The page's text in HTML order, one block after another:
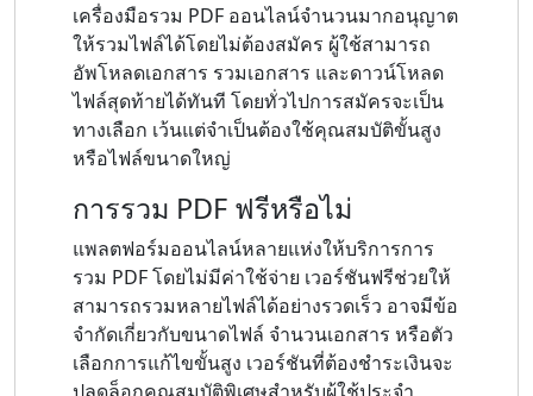
เครื่องมือรวม PDF ออนไลน์จำนวนมากอนุญาต
ให้รวมไฟล์ได้โดยไม่ต้องสมัคร ผู้ใช้สามารถ
อัพโหลดเอกสาร รวมเอกสาร และดาวน์โหลด
ไฟล์สุดท้ายได้ทันที โดยทั่วไปการสมัครจะเป็น
ทางเลือก เว้นแต่จำเป็นต้องใช้คุณสมบัติขั้นสูง
หรือไฟล์ขนาดใหญ่
การรวม PDF ฟรีหรือไม่
แพลตฟอร์มออนไลน์หลายแห่งให้บริการการ
รวม PDF โดยไม่มีค่าใช้จ่าย เวอร์ชันฟรีช่วยให้
สามารถรวมหลายไฟล์ได้อย่างรวดเร็ว อาจมีข้อ
จำกัดเกี่ยวกับขนาดไฟล์ จำนวนเอกสาร หรือตัว
เลือกการแก้ไขขั้นสูง เวอร์ชันที่ต้องชำระเงินจะ